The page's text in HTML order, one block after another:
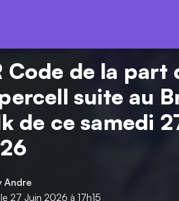
Code de la part
suite au
de ce samedi
Andre
27 Juin 2026 à 17h15